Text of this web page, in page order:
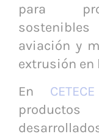
para
aviación y
extrusión
En CETECE